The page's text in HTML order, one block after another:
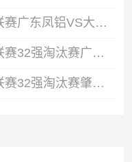
08月08日佛山西甲足球联赛广东凤铝VS大塘控股全场录像
08月04日佛山西甲足球联赛32强淘汰赛广东西南建设VS香港圣徒全场录像
08月04日佛山西甲足球联赛32强淘汰赛肇庆恒骏成VS三七互娱全场录像